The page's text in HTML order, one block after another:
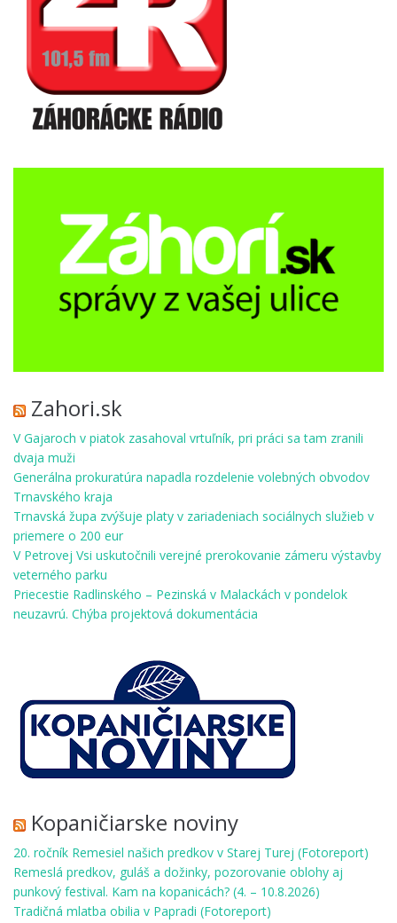
Zahori.sk
V Gajaroch v piatok zasahoval vrtuľník, pri práci sa tam zranili
dvaja muži
Generálna prokuratúra napadla rozdelenie volebných obvodov
Trnavského kraja
Trnavská župa zvýšuje platy v zariadeniach sociálnych služieb v
priemere o 200 eur
V Petrovej Vsi uskutočnili verejné prerokovanie zámeru výstavby
veterného parku
Priecestie Radlinského – Pezinská v Malackách v pondelok
neuzavrú. Chýba projektová dokumentácia
Kopaničiarske noviny
20. ročník Remesiel našich predkov v Starej Turej (Fotoreport)
Remeslá predkov, guláš a dožinky, pozorovanie oblohy aj
punkový festival. Kam na kopanicách? (4. – 10.8.2026)
Tradičná mlatba obilia v Papradi (Fotoreport)